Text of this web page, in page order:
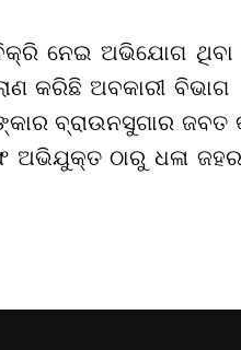
ନେଇ ଅଭିଯୋଗ ଥିବା
କରିଛି ଅବକାରୀ ବିଭାଗ
ବ୍ରାଉନସୁଗାର ଜବତ
ଠାରୁ ଧଳା